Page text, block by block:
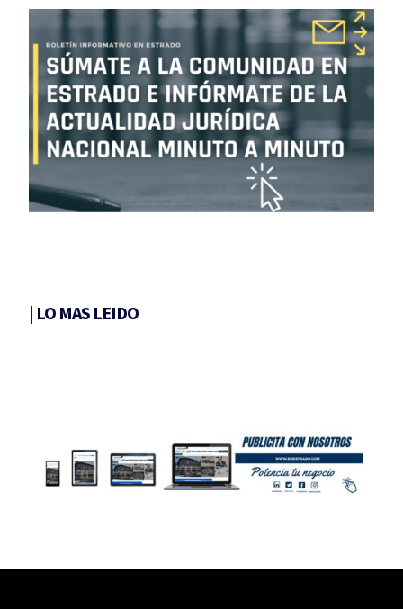
| LO MAS LEIDO